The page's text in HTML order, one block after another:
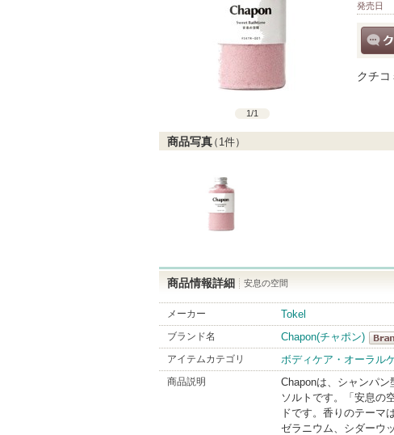
1/1
発売日
クチコ
商品写真（ 1件）
商品情報詳細 安息の空間
メーカー Tokel
ブランド名
Chapon(チャポン)
ポン)
アイテムカテゴリ ボディケア・オーラル
商品説明 Chaponは、シャンパ
ソルトです。「安息の
ドです。香りのテーマ
ゼラニウム、シダーウ